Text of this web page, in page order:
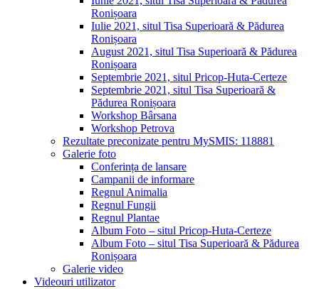
Ronișoara
Iulie 2021, situl Tisa Superioară & Pădurea
Ronișoara
August 2021, situl Tisa Superioară & Pădurea
Ronișoara
Septembrie 2021, situl Pricop-Huta-Certeze
Septembrie 2021, situl Tisa Superioară &
Pădurea Ronișoara
Workshop Bârsana
Workshop Petrova
Rezultate preconizate pentru MySMIS: 118881
Galerie foto
Conferința de lansare
Campanii de informare
Regnul Animalia
Regnul Fungii
Regnul Plantae
Album Foto – situl Pricop-Huta-Certeze
Album Foto – situl Tisa Superioară & Pădurea
Ronișoara
Galerie video
Videouri utilizator